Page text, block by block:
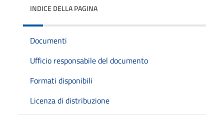
INDICE DELLA PAGINA
Documenti
Ufficio responsabile del documento
Formati disponibili
Licenza di distribuzione